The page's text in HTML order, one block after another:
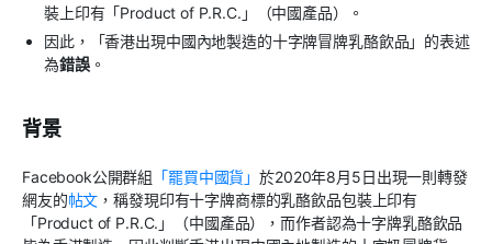
裝上印有「Product of P.R.C.」（中國產品）。
因此，「香港出現中國內地製造的十字牌冒牌乳酪飲品」的表述
為錯誤。
背景
Facebook公開群組 「罷買中國貨」於2020年8月5日出現一則轉發
網友的帖文 ，稱發現印有十字牌商標的乳酪飲品包裝上印有
「Product of P.R.C.」（中國產品），而作者認為十字牌乳酪飲品